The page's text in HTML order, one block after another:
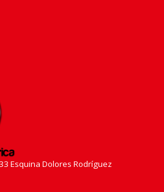
Esquina Dolores Rodríguez